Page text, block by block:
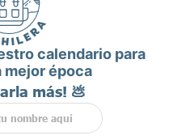
calendario para
mejor época
más! 💩